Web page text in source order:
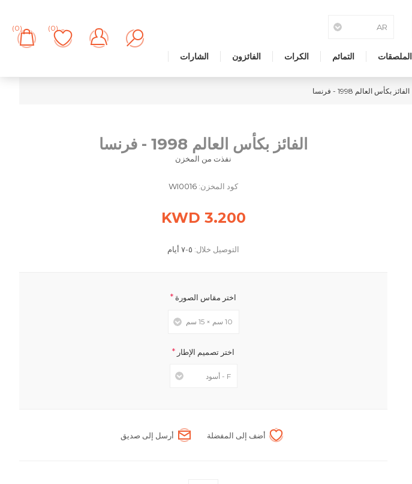
الملصقات التمائم الكرات الفائزون الشارات
(0)
(0)
الفائز بكأس العالم 1998 - فرنسا
الفائز بكأس العالم 1998 - فرنسا
نفذت من المخزن
كود المخزن: WI0016
3.200 KWD
التوصيل خلال: ٥-٧ أيام
اختر مقاس الصورة *
اختر تصميم الإطار *
أضف إلى المفضلة أرسل إلى صديق